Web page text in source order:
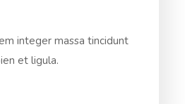
integer massa tincidunt
et ligula.